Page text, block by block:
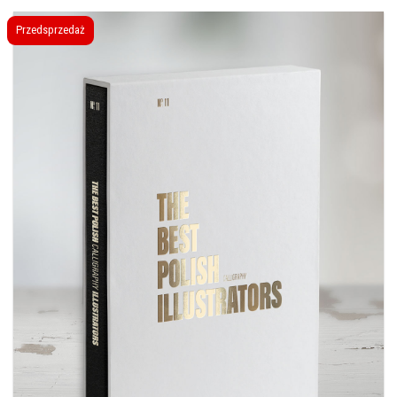
Przedsprzedaż